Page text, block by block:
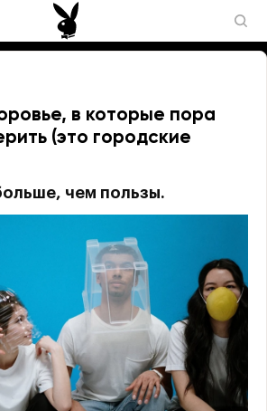
в которые пора
(это городские
чем пользы.